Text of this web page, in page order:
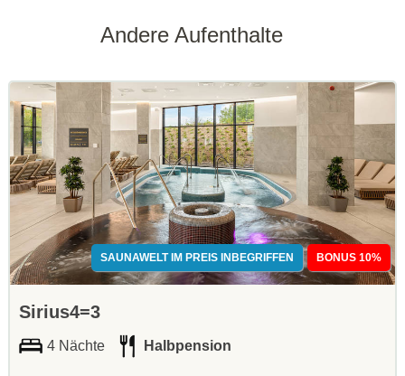
Andere Aufenthalte
SAUNAWELT IM PREIS INBEGRIFFEN BONUS 10%
Sirius4=3
4 Nächte Halbpension